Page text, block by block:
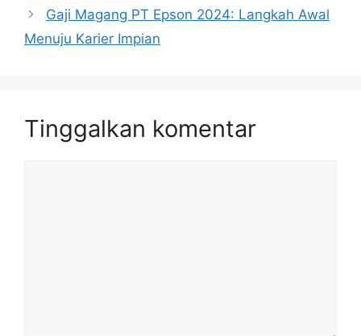
Gaji Magang PT Epson 2024: Langkah Awal
Menuju Karier Impian
Tinggalkan komentar